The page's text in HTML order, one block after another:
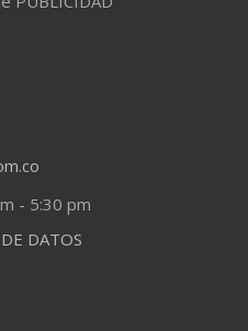
- 5:30 pm
DATOS